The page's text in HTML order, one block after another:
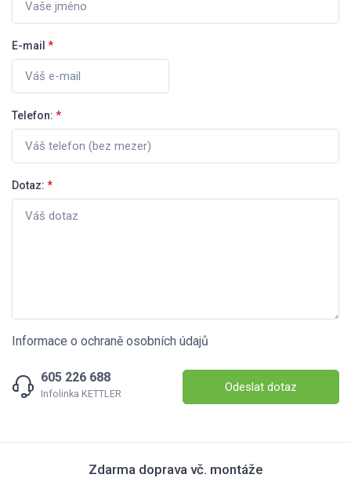
E-mail *
Telefon: *
Dotaz: *
Informace o ochraně osobních údajů
605 226 688
Infolinka KETTLER Odeslat dotaz
Zdarma doprava vč. montáže